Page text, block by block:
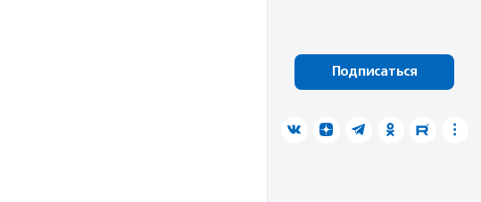
Подписаться